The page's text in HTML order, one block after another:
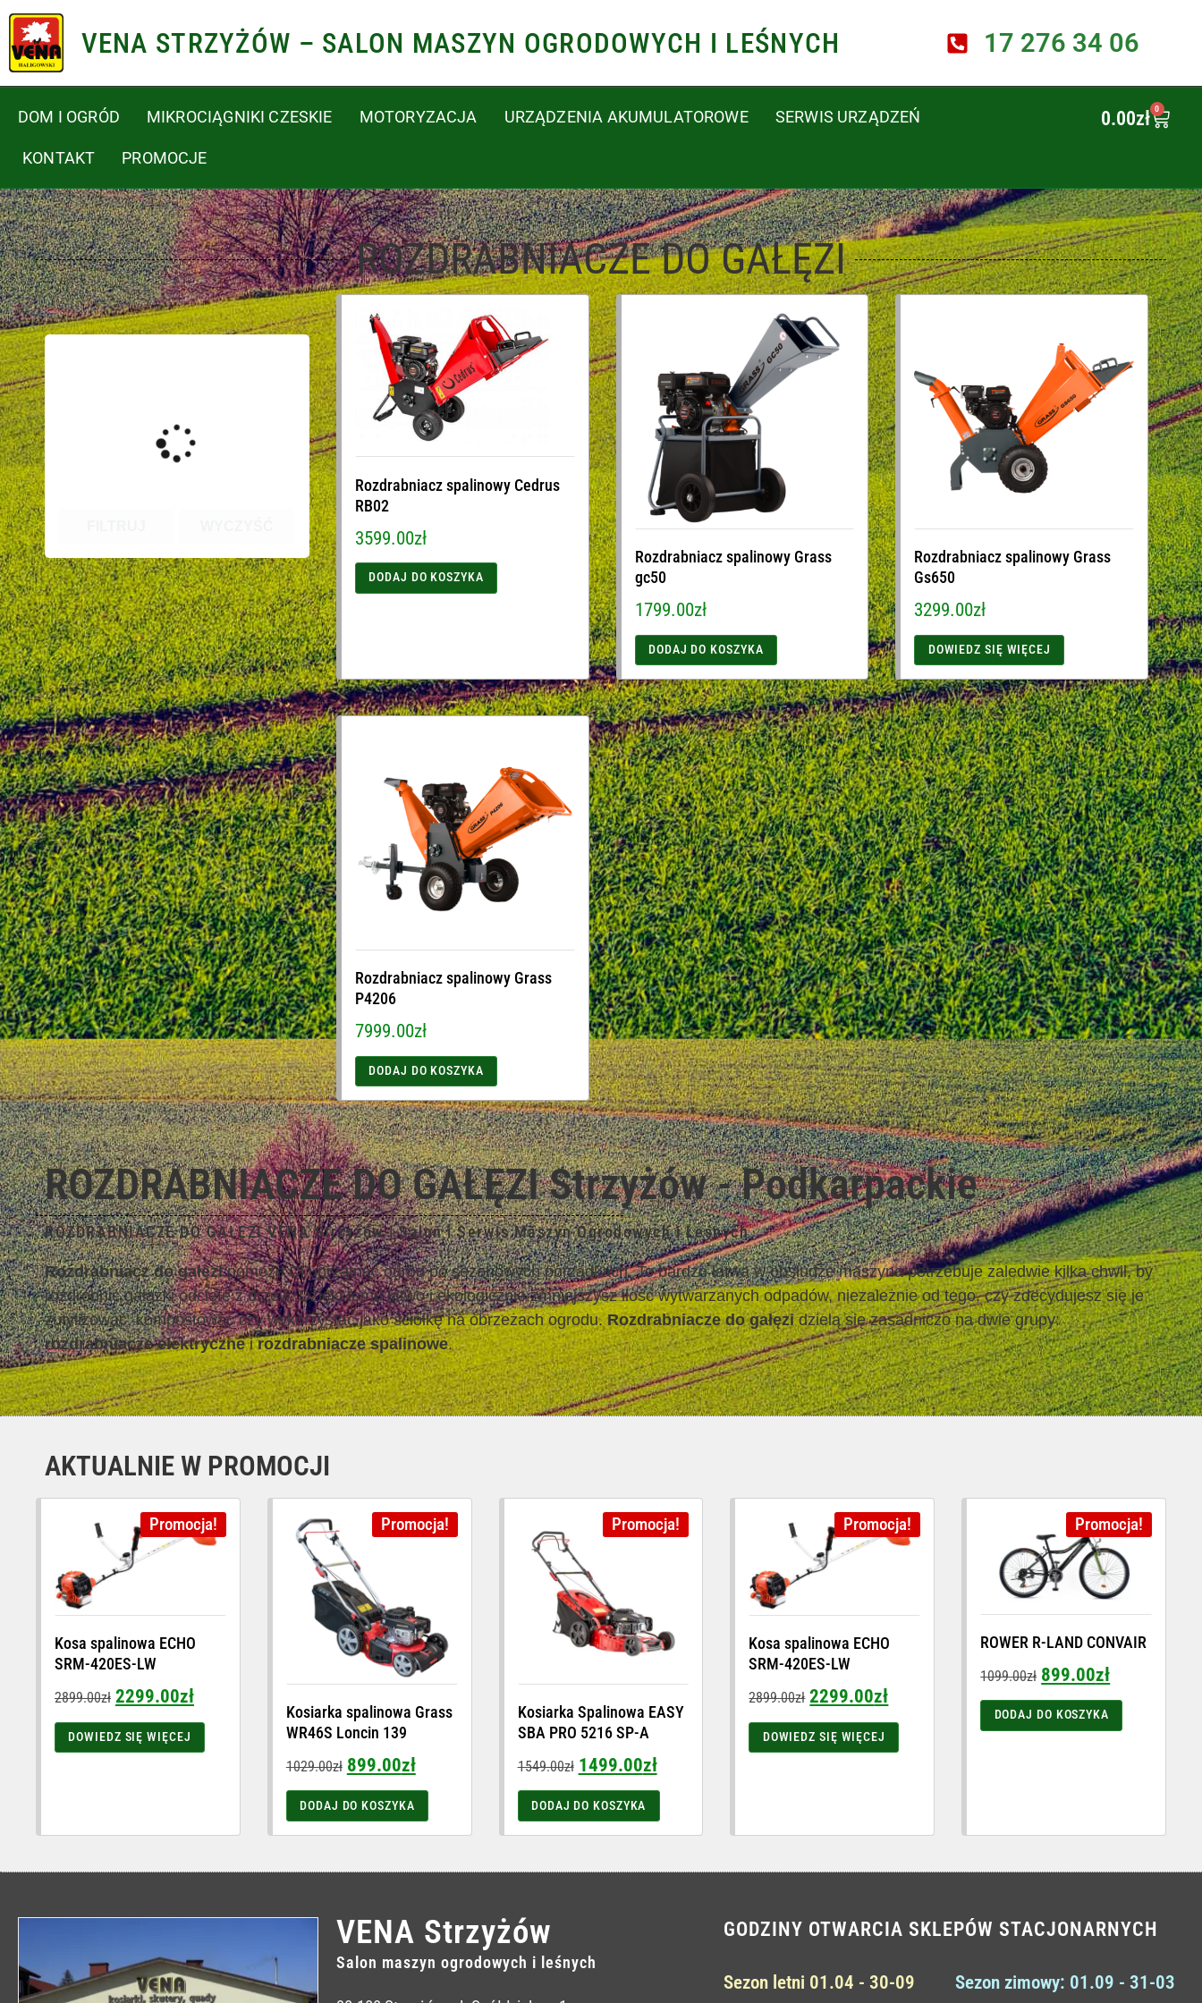
VENA STRZYŻÓW – SALON MASZYN OGRODOWYCH I LEŚNYCH 17 276 34 06
DOM I OGRÓD MIKROCIĄGNIKI CZESKIE MOTORYZACJA URZĄDZENIA AKUMULATOROWE SERWIS URZĄDZEŃ
KONTAKT PROMOCJE
0.00zł 0
ROZDRABNIACZE DO GAŁĘZI
Rozdrabniacz spalinowy Cedrus
RB02
3599.00zł
DODAJ DO KOSZYKA
Rozdrabniacz spalinowy Grass
gc50
1799.00zł
DODAJ DO KOSZYKA
Rozdrabniacz spalinowy Grass
Gs650
3299.00zł
DOWIEDZ SIĘ WIĘCEJ
Rozdrabniacz spalinowy Grass
P4206
7999.00zł
DODAJ DO KOSZYKA
ROZDRABNIACZE DO GAŁĘZI Strzyżów - Podkarpackie
ROZDRABNIACZE DO GAŁĘZI VENA Strzyżów | Salon i Serwis Maszyn Ogrodowych i Leśnych
Rozdrabniacz do gałęzipomoże Ci uprzątnąć ogród po sezonowych porządkach. To bardzo łatwa w obsłudze maszyna potrzebuje zaledwie kilka chwil, by
rozdrobnić gałązki odcięte z drzew. Dzięki temu łatwo i ekologicznie zmniejszysz ilość wytwarzanych odpadów, niezależnie od tego, czy zdecydujesz się je
zutylizować, kompostować czy wykorzystać jako ściółkę na obrzeżach ogrodu.Rozdrabniacze do gałęzidzielą się zasadniczo na dwie grupy:
rozdrabniacze elektryczneirozdrabniacze spalinowe.
AKTUALNIE W PROMOCJI
Promocja!
Kosa spalinowa ECHO
SRM-420ES-LW
2899.00zł 2299.00zł
DOWIEDZ SIĘ WIĘCEJ
Promocja!
Kosiarka spalinowa Grass
WR46S Loncin 139
1029.00zł 899.00zł
DODAJ DO KOSZYKA
Promocja!
Kosiarka Spalinowa EASY
SBA PRO 5216 SP-A
1549.00zł 1499.00zł
DODAJ DO KOSZYKA
Promocja!
Kosa spalinowa ECHO
SRM-420ES-LW
2899.00zł 2299.00zł
DOWIEDZ SIĘ WIĘCEJ
Promocja!
ROWER R-LAND CONVAIR
1099.00zł 899.00zł
DODAJ DO KOSZYKA
VENA Strzyżów
Salon maszyn ogrodowych i leśnych
GODZINY OTWARCIA SKLEPÓW STACJONARNYCH
Sezon letni 01.04 - 30-09 Sezon zimowy: 01.09 - 31-03